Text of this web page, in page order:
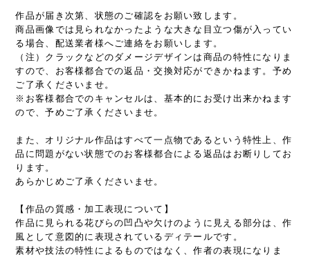
作品が届き次第、状態のご確認をお願い致します。
商品画像では見られなかったような大きな目立つ傷が入ってい
る場合、配送業者様へご連絡をお願いします。
（注）クラックなどのダメージデザインは商品の特性になりま
すので、お客様都合での返品・交換対応ができかねます。予め
ご了承くださいませ。
※お客様都合でのキャンセルは、基本的にお受け出来かねます
ので、予めご了承くださいませ。
また、オリジナル作品はすべて一点物であるという特性上、作
品に問題がない状態でのお客様都合による返品はお断りしてお
ります。
あらかじめご了承くださいませ。
【作品の質感・加工表現について】
作品に見られる花びらの凹凸や欠けのように見える部分は、作
風として意図的に表現されているディテールです。
素材や技法の特性によるものではなく、作者の表現になりま